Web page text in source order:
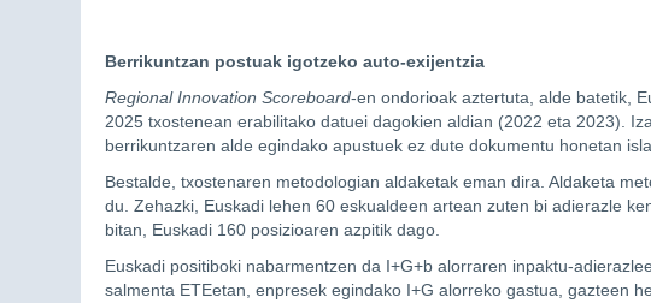
Berrikuntzan postuak igotzeko auto-exijentzia
Regional Innovation Scoreboard-en ondorioak aztertuta, alde batetik,
2025 txostenean erabilitako datuei dagokien aldian (2022 eta 2023).
berrikuntzaren alde egindako apustuek ez dute dokumentu honetan
Bestalde, txostenaren metodologian aldaketak eman dira. Aldaketa
du. Zehazki, Euskadi lehen 60 eskualdeen artean zuten bi adierazle
bitan, Euskadi 160 posizioaren azpitik dago.
Euskadi positiboki nabarmentzen da I+G+b alorraren inpaktu-
salmenta ETEetan, enpresek egindako I+G alorreko gastua, gazteen